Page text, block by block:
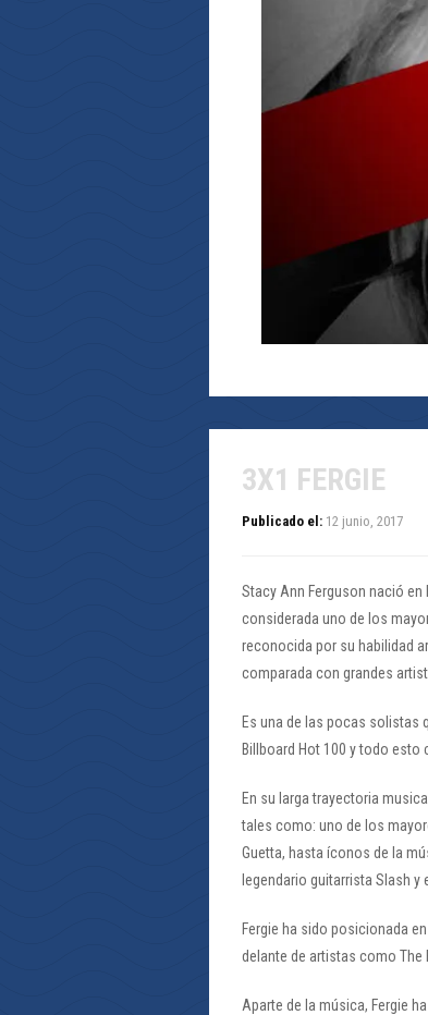
3X1 FERGIE
Publicado el: 12 junio, 2017
Stacy Ann Ferguson nació en
considerada uno de los
reconocida por su habilidad
comparada con grandes
Es una de las pocas solistas
Billboard Hot 100 y todo
En su larga trayectoria
tales como: uno de los
Guetta, hasta íconos de la
legendario guitarrista Slash y
Fergie ha sido posicionada
delante de artistas como The
Aparte de la música, Fergie